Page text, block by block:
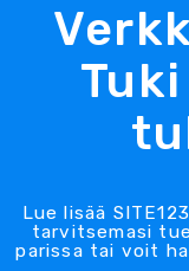
Lue lisää
tarvitsemasi
parissa tai voit